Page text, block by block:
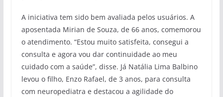
A iniciativa tem sido bem avaliada pelos usuários. A
aposentada Mirian de Souza, de 66 anos, comemorou
o atendimento. “Estou muito satisfeita, consegui a
consulta e agora vou dar continuidade ao meu
cuidado com a saúde”, disse. Já Natália Lima Balbino
levou o filho, Enzo Rafael, de 3 anos, para consulta
com neuropediatra e destacou a agilidade do